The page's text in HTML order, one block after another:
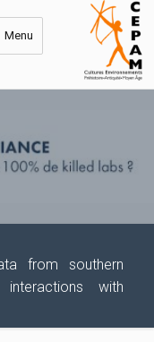
Menu
from southern
with